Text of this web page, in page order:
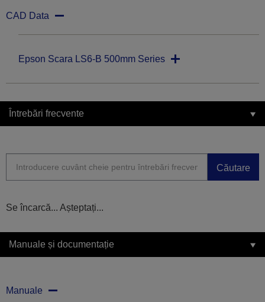
CAD Data
Epson Scara LS6-B 500mm Series
Întrebări frecvente
Căutare
Se încarcă... Așteptați...
Manuale și documentație
Manuale